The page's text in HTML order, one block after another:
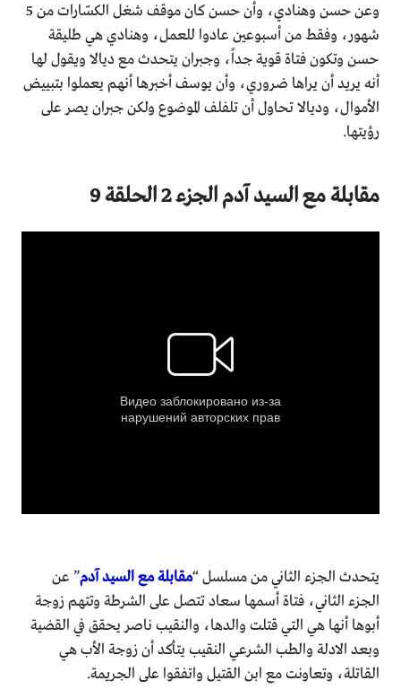
وعن حسن وهنادي، وأن حسن كان موقف شغل الكسّارات من 5
شهور، وفقط من أسبوعين عادوا للعمل، وهنادي هي طليقة
حسن وتكون فتاة قوية جداً، وجبران يتحدث مع ديالا ويقول لها
أنه يريد أن يراها ضروري، وأن يوسف أخبرها أنهم يعملوا بتبييض
الأموال، وديالا تحاول أن تلفلف الموضوع ولكن جبران يصر على
رؤيتها.
مقابلة مع السيد آدم الجزء 2 الحلقة 9
يتحدث الجزء الثاني من مسلسل “مقابلة مع السيد آدم” عن
الجزء الثاني، فتاة أسمها سعاد تتصل على الشرطة وتتهم زوجة
أبوها أنها هي التي قتلت والدها، والنقيب ناصر يحقق في القضية
وبعد الادلة والطب الشرعي النقيب يتأكد أن زوجة الأب هي
القاتلة، وتعاونت مع ابن القتيل واتفقوا على الجريمة.